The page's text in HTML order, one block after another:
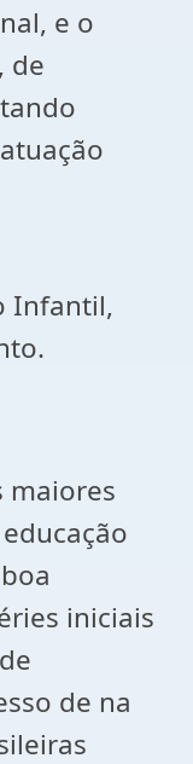
e o
de
Infantil,
maiores
iniciais
de na